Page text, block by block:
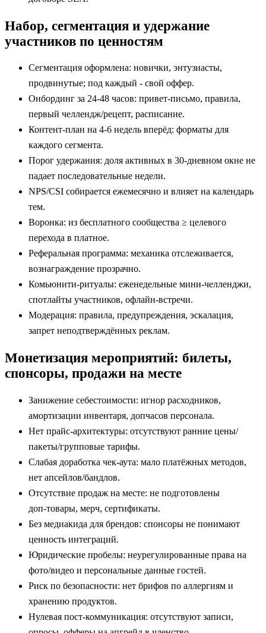
Набор, сегментация и удержание
участников по ценностям
Сегментация оформлена: новички, энтузиасты,
продвинутые; под каждый - свой оффер.
Онбординг за 24-48 часов: привет‑письмо, правила,
первый челлендж/рецепт, расписание.
Контент‑план на 4-6 недель вперёд: форматы для
каждого сегмента.
Порог удержания: доля активных в 30‑дневном окне не
падает последовательные недели.
NPS/CSI собирается ежемесячно и влияет на календарь
тем.
Воронка: из бесплатного сообщества ≥ целевого
перехода в платное.
Реферальная программа: механика отслеживается,
вознаграждение прозрачно.
Комьюнити‑ритуалы: еженедельные мини‑челленджи,
спотлайты участников, офлайн‑встречи.
Модерация: правила, предупреждения, эскалация,
запрет неподтверждённых реклам.
Монетизация мероприятий: билеты,
спонсоры, продажи на месте
Занижение себестоимости: игнор расходников,
амортизации инвентаря, допчасов персонала.
Нет прайс‑архитектуры: отсутствуют ранние цены/
пакеты/групповые тарифы.
Слабая доработка чек‑аута: мало платёжных методов,
нет апсейлов/бандлов.
Отсутствие продаж на месте: не подготовлены
доп‑товары, мерч, сертификаты.
Без медиакида для брендов: спонсоры не понимают
ценность интеграций.
Юридические пробелы: неурегулированные права на
фото/видео и персональные данные гостей.
Риск по безопасности: нет брифов по аллергиям и
хранению продуктов.
Нулевая пост‑коммуникация: отсутствуют записи,